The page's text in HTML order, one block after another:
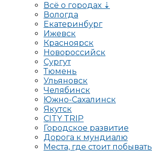
Всё о городах ⇣
Вологда
Екатеринбург
Ижевск
Красноярск
Новороссийск
Сургут
Тюмень
Ульяновск
Челябинск
Южно-Сахалинск
Якутск
CITY TRIP
Городское развитие
Дорога к мундиалю
Места, где стоит побывать